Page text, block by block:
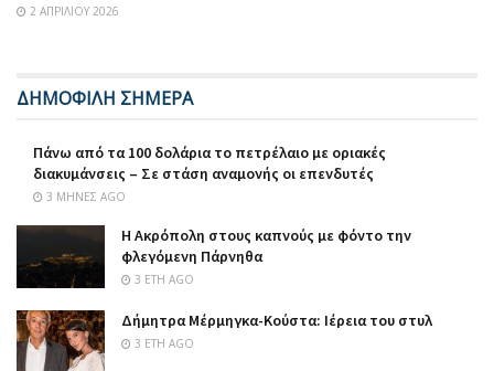
2 ΑΠΡΙΛΊΟΥ 2026
ΔΗΜΟΦΙΛΗ ΣΗΜΕΡΑ
Πάνω από τα 100 δολάρια το πετρέλαιο με οριακές
διακυμάνσεις – Σε στάση αναμονής οι επενδυτές
3 ΜΉΝΕΣ AGO
Η Ακρόπολη στους καπνούς με φόντο την
φλεγόμενη Πάρνηθα
3 ΈΤΗ AGO
Δήμητρα Μέρμηγκα-Κούστα: Ιέρεια του στυλ
3 ΈΤΗ AGO